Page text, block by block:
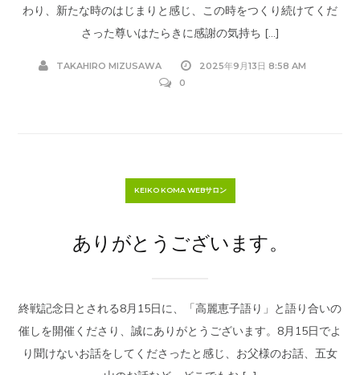
わり、新たな時のはじまりと感じ、この時をつくり続けてくだ
さった尊いはたらきに感謝の気持ち […]
TAKAHIRO MIZUSAWA
2025年9月13日 8:58 AM
0
KEIKO KOMA WEBサロン
ありがとうございます。
終戦記念日とされる8月15日に、「高麗恵子語り」と語り合いの
催しを開催くださり、誠にありがとうございます。8月15日でよ
り聞けないお話をしてくださったと感じ、お父様のお話、五女